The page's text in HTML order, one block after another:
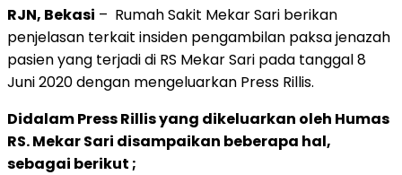
RJN, Bekasi – Rumah Sakit Mekar Sari berikan
penjelasan terkait insiden pengambilan paksa jenazah
pasien yang terjadi di RS Mekar Sari pada tanggal 8
Juni 2020 dengan mengeluarkan Press Rillis.
Didalam Press Rillis yang dikeluarkan oleh Humas
RS. Mekar Sari disampaikan beberapa hal,
sebagai berikut ;